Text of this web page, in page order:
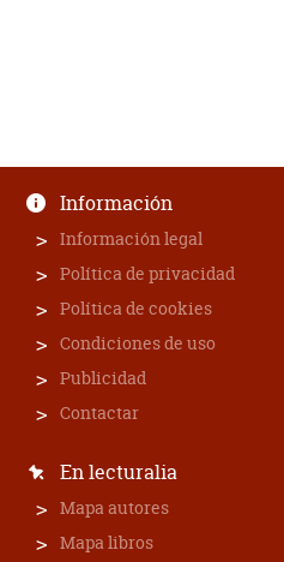
Información
Información legal
Política de privacidad
Política de cookies
Condiciones de uso
Publicidad
Contactar
En lecturalia
Mapa autores
Mapa libros